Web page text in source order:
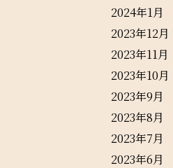
2024年1月
2023年12月
2023年11月
2023年10月
2023年9月
2023年8月
2023年7月
2023年6月